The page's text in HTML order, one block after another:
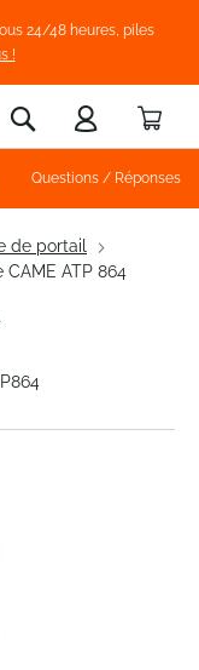
24/48 heures, piles
!
Rechercher
de portail
ATP 864
Questions / Réponses